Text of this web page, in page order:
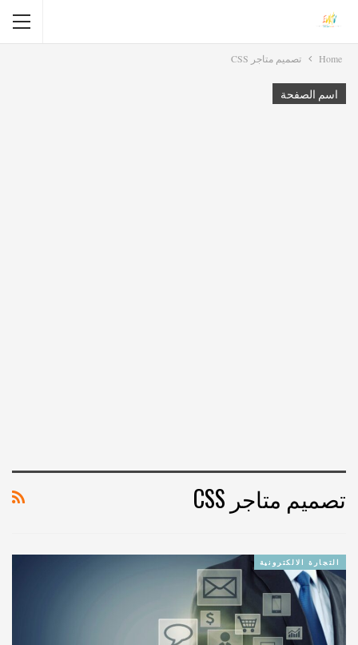
Home تصميم متاجر CSS
اسم الصفحة
تصميم متاجر CSS
التجارة الالكترونية